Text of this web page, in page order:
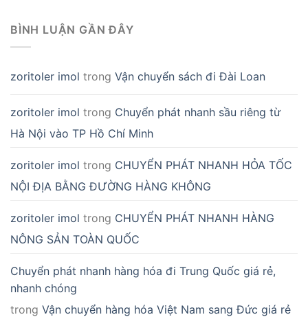
BÌNH LUẬN GẦN ĐÂY
zoritoler imol trong Vận chuyển sách đi Đài Loan
zoritoler imol trong Chuyển phát nhanh sầu riêng từ
Hà Nội vào TP Hồ Chí Minh
zoritoler imol trong CHUYỂN PHÁT NHANH HỎA TỐC
NỘI ĐỊA BẰNG ĐƯỜNG HÀNG KHÔNG
zoritoler imol trong CHUYỂN PHÁT NHANH HÀNG
NÔNG SẢN TOÀN QUỐC
Chuyển phát nhanh hàng hóa đi Trung Quốc giá rẻ,
nhanh chóng
trong Vận chuyển hàng hóa Việt Nam sang Đức giá rẻ